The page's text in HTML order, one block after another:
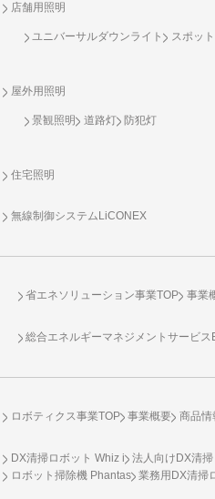
店舗用照明
ユニバーサルダウンライト スポッ
屋外用照明
景観照明 道路灯 防犯灯
住宅照明
無線制御システム LiCONEX
省エネソリューション事業TOP 事業
総合エネルギーマネジメントサービ
ロボティクス事業TOP 事業概要 商品情
DX清掃ロボット Whiz i
法人向けDX清
ロボット掃除機 Phantas
業務用DX清掃